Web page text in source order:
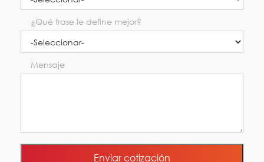
¿Qué frase le define mejor?
Mensaje